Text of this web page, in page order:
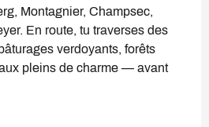
Montagnier, Champsec,
En route, tu traverses des
verdoyants, forêts
pleins de charme — avant